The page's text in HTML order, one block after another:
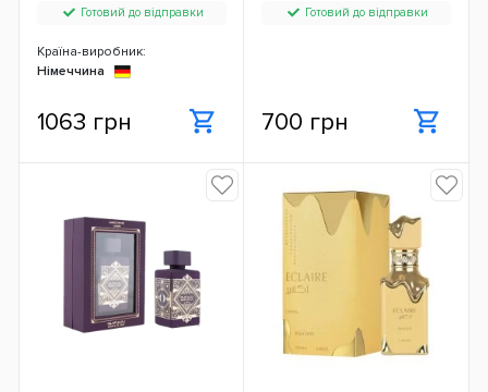
Готовий до відправки
Країна-виробник:
Німеччина
1063 грн
Готовий до відправки
700 грн